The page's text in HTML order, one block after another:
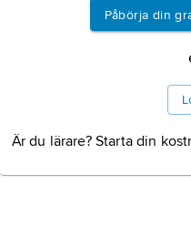
Påbörja din
Är du lärare? Starta din